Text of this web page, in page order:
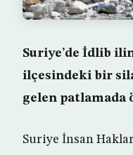
Suriye’de İdlib
ilçesindeki bir
gelen patlamada
Suriye İnsan